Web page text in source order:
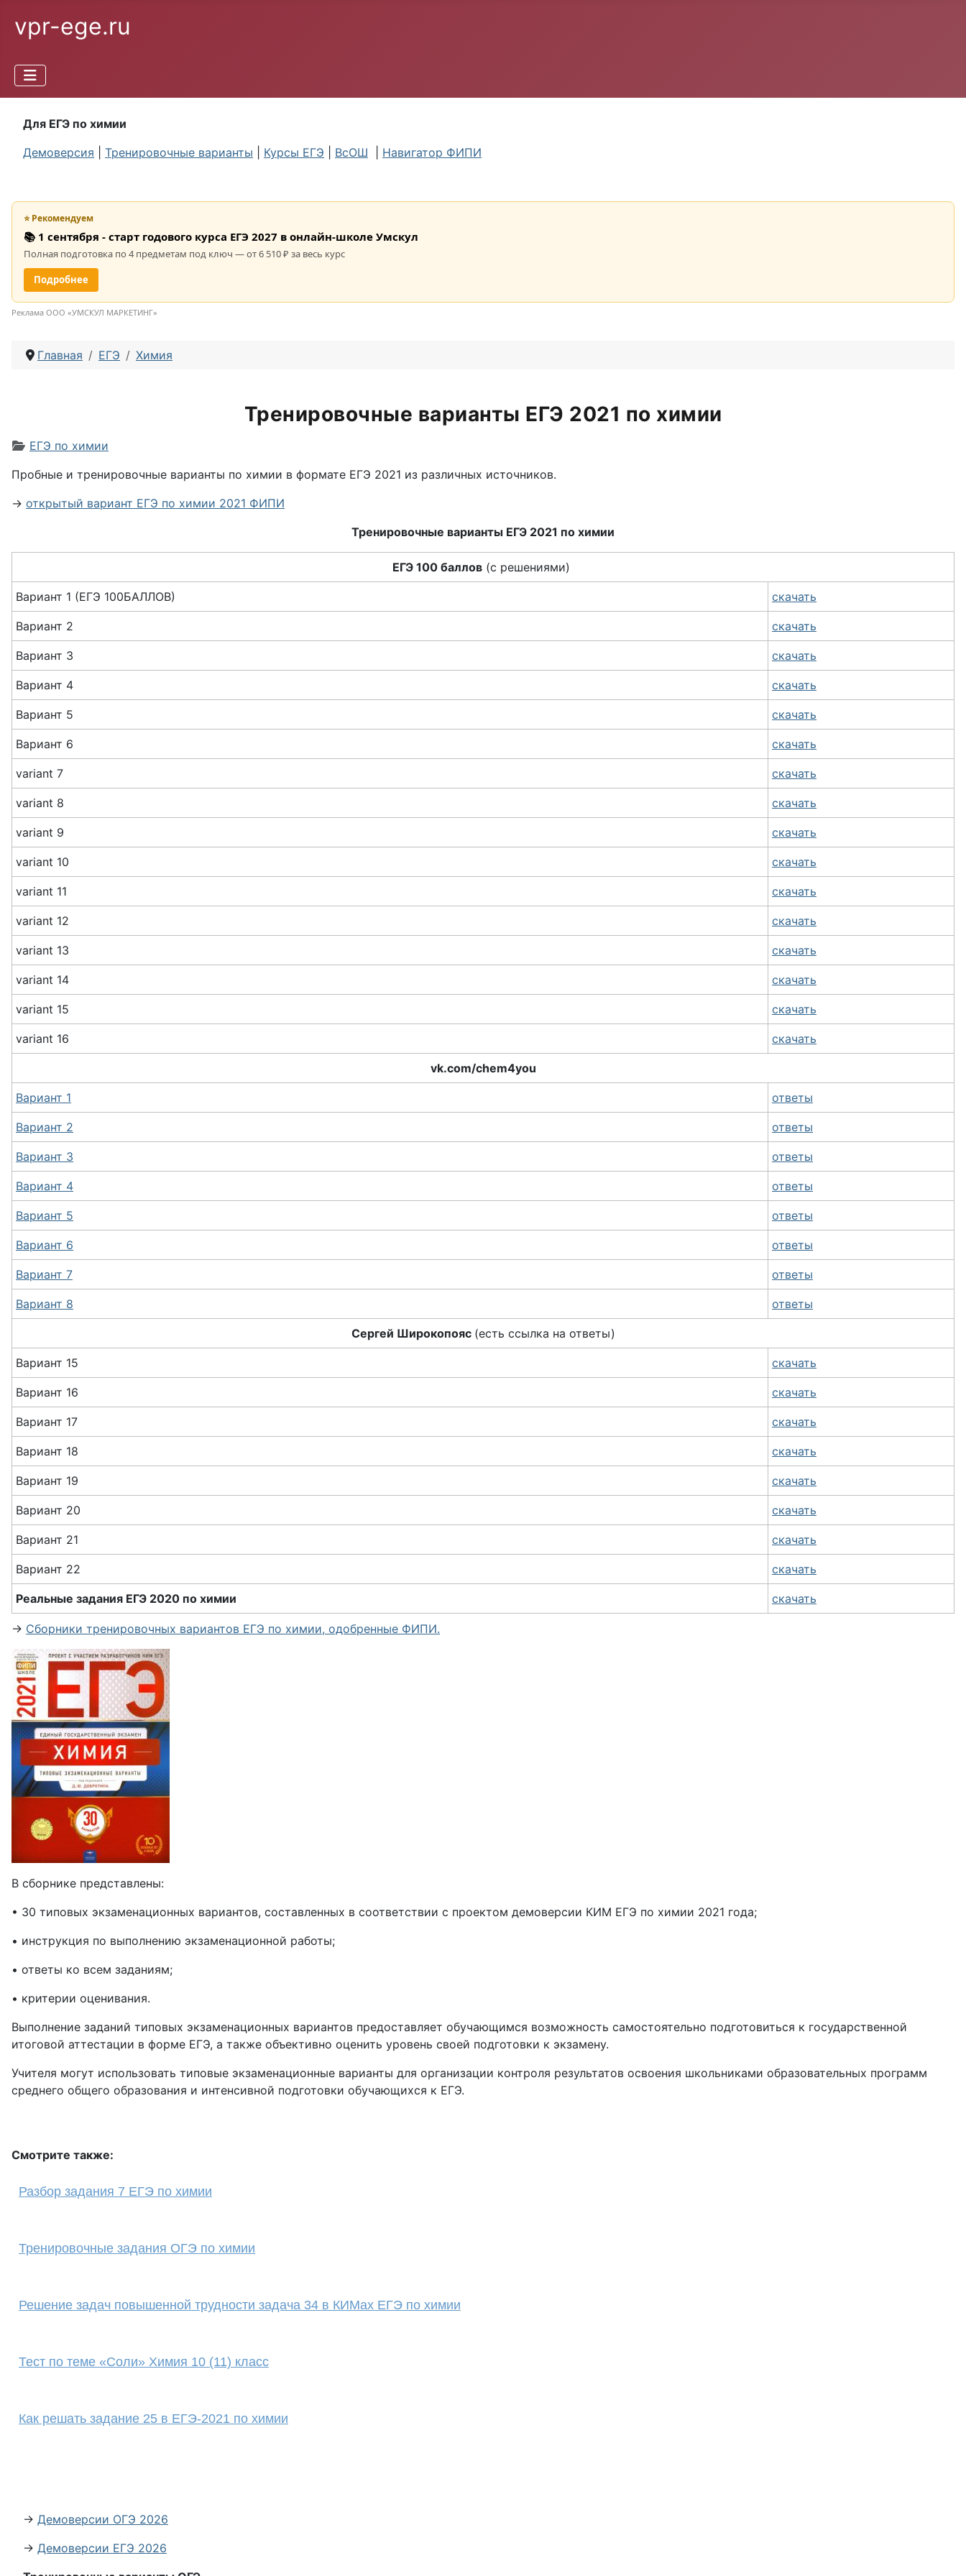
vpr-ege.ru
Для ЕГЭ по химии
Демоверсия
Тренировочные варианты Курсы ЕГЭ ВсОШ Навигатор ФИПИ
⭐ Рекомендуем
📚 1 сентября - старт годового курса ЕГЭ 2027 в онлайн-школе Умскул
Полная подготовка по 4 предметам под ключ — от 6 510 ₽ за весь курс
Подробнее
Реклама ООО «УМСКУЛ МАРКЕТИНГ»
Главная ЕГЭ Химия
Тренировочные варианты ЕГЭ 2021 по химии
Информация о материале
ЕГЭ по химии
Пробные и тренировочные варианты по химии в формате ЕГЭ 2021 из различных источников.
→ открытый вариант ЕГЭ по химии 2021 ФИПИ
Тренировочные варианты ЕГЭ 2021 по химии
ЕГЭ 100 баллов (с решениями)
Вариант 1 (ЕГЭ 100БАЛЛОВ) скачать
Вариант 2 скачать
Вариант 3 скачать
Вариант 4 скачать
Вариант 5 скачать
Вариант 6 скачать
variant 7 скачать
variant 8 скачать
variant 9 скачать
variant 10 скачать
variant 11 скачать
variant 12 скачать
variant 13 скачать
variant 14 скачать
variant 15 скачать
variant 16 скачать
vk.com/chem4you
Вариант 1 ответы
Вариант 2 ответы
Вариант 3 ответы
Вариант 4 ответы
Вариант 5 ответы
Вариант 6 ответы
Вариант 7 ответы
Вариант 8 ответы
Сергей Широкопояс (есть ссылка на ответы)
Вариант 15 скачать
Вариант 16 скачать
Вариант 17 скачать
Вариант 18 скачать
Вариант 19 скачать
Вариант 20 скачать
Вариант 21 скачать
Вариант 22 скачать
Реальные задания ЕГЭ 2020 по химии скачать
→ Сборники тренировочных вариантов ЕГЭ по химии, одобренные ФИПИ.
В сборнике представлены:
• 30 типовых экзаменационных вариантов, составленных в соответствии с проектом демоверсии КИМ ЕГЭ по химии 2021 года;
• инструкция по выполнению экзаменационной работы;
• ответы ко всем заданиям;
• критерии оценивания.
Выполнение заданий типовых экзаменационных вариантов предоставляет обучающимся возможность самостоятельно подготовиться к государственной
итоговой аттестации в форме ЕГЭ, а также объективно оценить уровень своей подготовки к экзамену.
Учителя могут использовать типовые экзаменационные варианты для организации контроля результатов освоения школьниками образовательных программ
среднего общего образования и интенсивной подготовки обучающихся к ЕГЭ.
Смотрите также:
Разбор задания 7 ЕГЭ по химии
Тренировочные задания ОГЭ по химии
Решение задач повышенной трудности задача 34 в КИМах ЕГЭ по химии
Тест по теме «Соли» Химия 10 (11) класс
Как решать задание 25 в ЕГЭ-2021 по химии
→ Демоверсии ОГЭ 2026
→ Демоверсии ЕГЭ 2026